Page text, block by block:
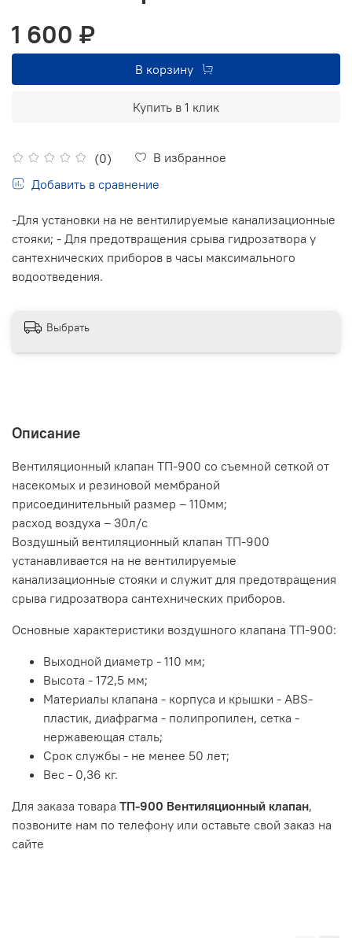
(0)
В избранное
Добавить в сравнение
1 600 ₽
В корзину
Купить в 1 клик
-Для установки на не вентилируемые канализационные
стояки; - Для предотвращения срыва гидрозатвора у
сантехнических приборов в часы максимального
водоотведения.
Выбрать
Описание
Вентиляционный клапан ТП-900 со съемной сеткой от
насекомых и резиновой мембраной
присоединительный размер – 110мм;
расход воздуха – 30л/с
Воздушный вентиляционный клапан ТП-900
устанавливается на не вентилируемые
канализационные стояки и служит для предотвращения
срыва гидрозатвора сантехнических приборов.
Основные характеристики воздушного клапана ТП-900:
Выходной диаметр - 110 мм;
Высота - 172,5 мм;
Материалы клапана - корпуса и крышки - ABS-
пластик, диафрагма - полипропилен, сетка -
нержавеющая сталь;
Срок службы - не менее 50 лет;
Вес - 0,36 кг.
Для заказа товара ТП-900 Вентиляционный клапан,
позвоните нам по телефону или оставьте свой заказ на
сайте